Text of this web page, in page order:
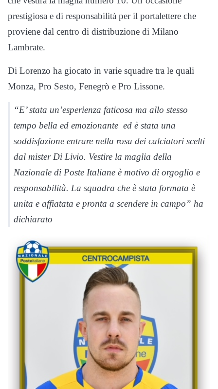
prestigiosa e di responsabilità per il portalettere che
proviene dal centro di distribuzione di Milano
Lambrate.
Di Lorenzo ha giocato in varie squadre tra le quali
Monza, Pro Sesto, Fenegrò e Pro Lissone.
“E’ stata un’esperienza faticosa ma allo stesso
tempo bella ed emozionante ed è stata una
soddisfazione entrare nella rosa dei calciatori scelti
dal mister Di Livio. Vestire la maglia della
Nazionale di Poste Italiane è motivo di orgoglio e
responsabilità. La squadra che è stata formata è
unita e affiatata e pronta a scendere in campo” ha
dichiarato